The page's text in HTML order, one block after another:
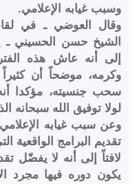
وسبب غيابه الإعلامي.
وقال العوضي ـ في
الشيخ حسن الحسيني ـ
إلى أنه عاش هذه
وكرمه، موضحاً أن
سحب جنسيته، مؤكدا
لولا توفيق الله سبحانه
وعن سبب غيابه
تقديم البرامج الواقعية
لافتاً إلى أنه لا يفضّل
يكون دوره فيها مجرد